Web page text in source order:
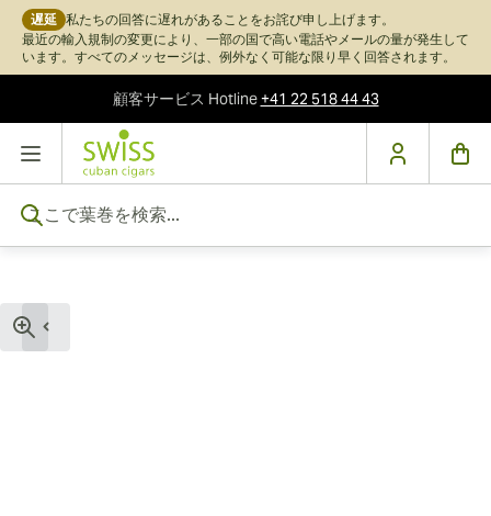
遅延 私たちの回答に遅れがあることをお詫び申し上げます。
最近の輸入規制の変更により、一部の国で高い電話やメールの量が発生して
います。すべてのメッセージは、例外なく可能な限り早く回答されます。
顧客サービス Hotline+41 22 518 44 43
コンテンツにスキップ